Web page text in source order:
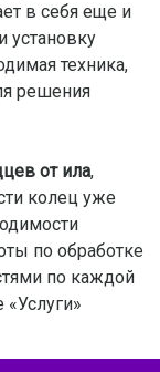
в себя еще и
установку
техника,
решения
от ила,
колец уже
по обработке
по каждой